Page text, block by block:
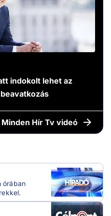
indokolt lehet az
Minden Hír Tv videó
órában